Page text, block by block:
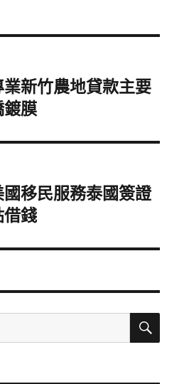
新竹農地貸款主要
鍍膜
移民服務泰國簽證
借錢
搜